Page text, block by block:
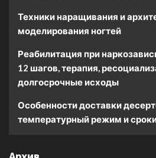
Техники наращивания и
моделирования ногтей
Реабилитация при
12 шагов, терапия,
долгосрочные исходы
Особенности доставки
температурный режим и